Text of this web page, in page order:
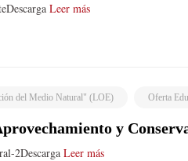
Leer más
del Medio Natural" (LOE) Oferta
y
2Descarga Leer más